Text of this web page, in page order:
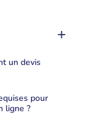
un devis
pour
ligne ?